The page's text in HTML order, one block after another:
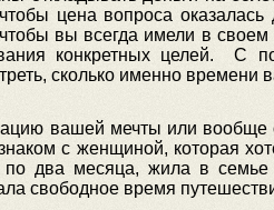
цена вопроса
вы всегда имели в
конкретных целей.
сколько именно времени
вашей мечты или
с женщиной, которая
два месяца, жила в
свободное время